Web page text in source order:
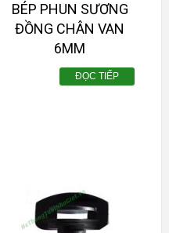
BÉP PHUN SƯƠNG
ĐỒNG CHÂN VAN
6MM
ĐỌC TIẾP